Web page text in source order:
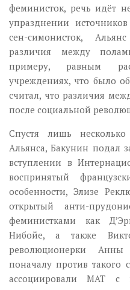
феминисток, речь идёт
упразднении
сен-симонисток,
различия между
примеру, равным
учреждениях, что было
считал, что различия
после социальной
Спустя лишь
Альянса, Бакунин подал
вступлении в
воспринятый
особенности, Элизе
открытый анти-
феминистками как
Нибойе, а также
революционерки Анны
поначалу против такого
ассоциировали МАТ с